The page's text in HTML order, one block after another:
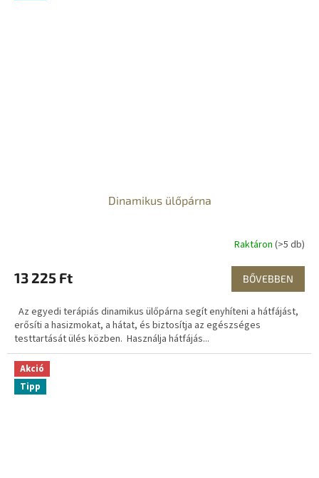
Dinamikus ülőpárna
Raktáron (>5 db)
13 225 Ft BŐVEBBEN
Az egyedi terápiás dinamikus ülőpárna segít enyhíteni a hátfájást,
erősíti a hasizmokat, a hátat, és biztosítja az egészséges
testtartását ülés közben. Használja hátfájás...
Akció
Tipp